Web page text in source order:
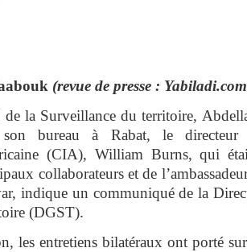
(revue de presse :
de la Surveillance du territoire,
bureau à Rabat, le directeur
(CIA), William Burns, qui
collaborateurs et de
indique un communiqué de la
(DGST).
les entretiens bilatéraux ont porté